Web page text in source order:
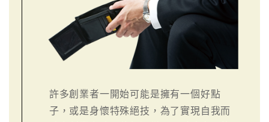
許多創業者一開始可能是擁有一個好點
子，或是身懷特殊絕技，為了實現自我而